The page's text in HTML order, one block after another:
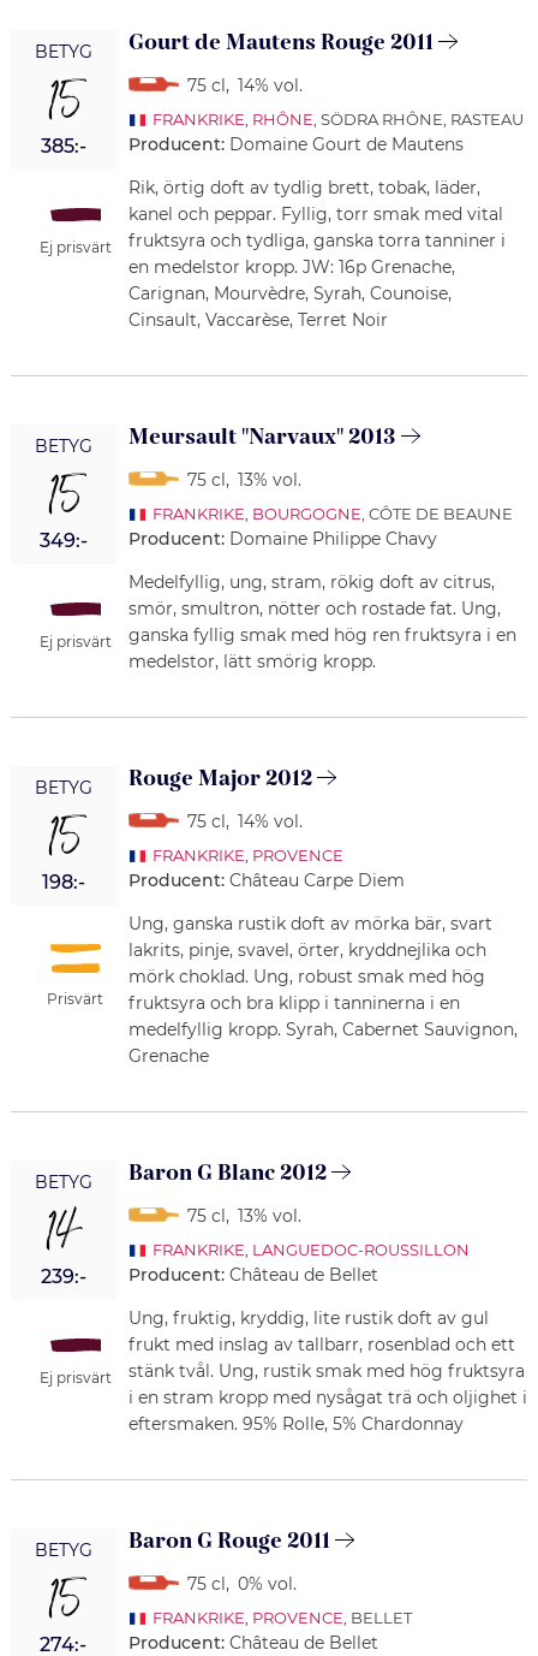
BETYG
15
385:-
Ej prisvärt
Gourt de Mautens Rouge 2011
75 cl, 14% vol.
FRANKRIKE RHÔNE , SÖDRA RHÔNE, RASTEAU
Producent: Domaine Gourt de Mautens
Rik, örtig doft av tydlig brett, tobak, läder,
kanel och peppar. Fyllig, torr smak med vital
fruktsyra och tydliga, ganska torra tanniner i
en medelstor kropp. JW: 16p Grenache,
Carignan, Mourvèdre, Syrah, Counoise,
Cinsault, Vaccarèse, Terret Noir
BETYG
15
349:-
Ej prisvärt
Meursault "Narvaux" 2013
75 cl, 13% vol.
FRANKRIKE BOURGOGNE , CÔTE DE BEAUNE
Producent: Domaine Philippe Chavy
Medelfyllig, ung, stram, rökig doft av citrus,
smör, smultron, nötter och rostade fat. Ung,
ganska fyllig smak med hög ren fruktsyra i en
medelstor, lätt smörig kropp.
BETYG
15
198:-
Prisvärt
Rouge Major 2012
75 cl, 14% vol.
FRANKRIKE PROVENCE
Producent: Château Carpe Diem
Ung, ganska rustik doft av mörka bär, svart
lakrits, pinje, svavel, örter, kryddnejlika och
mörk choklad. Ung, robust smak med hög
fruktsyra och bra klipp i tanninerna i en
medelfyllig kropp. Syrah, Cabernet Sauvignon,
Grenache
BETYG
14
239:-
Ej prisvärt
Baron G Blanc 2012
75 cl, 13% vol.
FRANKRIKE LANGUEDOC-ROUSSILLON
Producent: Château de Bellet
Ung, fruktig, kryddig, lite rustik doft av gul
frukt med inslag av tallbarr, rosenblad och ett
stänk tvål. Ung, rustik smak med hög fruktsyra
i en stram kropp med nysågat trä och oljighet i
eftersmaken. 95% Rolle, 5% Chardonnay
BETYG
15
274:-
Baron G Rouge 2011
75 cl, 0% vol.
FRANKRIKE PROVENCE , BELLET
Producent: Château de Bellet